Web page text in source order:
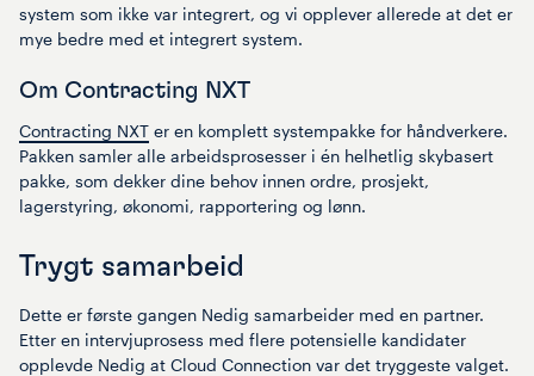
system som ikke var integrert, og vi opplever allerede at det er
mye bedre med et integrert system.
Om Contracting NXT
Contracting NXT er en komplett systempakke for håndverkere.
Pakken samler alle arbeidsprosesser i én helhetlig skybasert
pakke, som dekker dine behov innen ordre, prosjekt,
lagerstyring, økonomi, rapportering og lønn.
Trygt samarbeid
Dette er første gangen Nedig samarbeider med en partner.
Etter en intervjuprosess med flere potensielle kandidater
opplevde Nedig at Cloud Connection var det tryggeste valget.